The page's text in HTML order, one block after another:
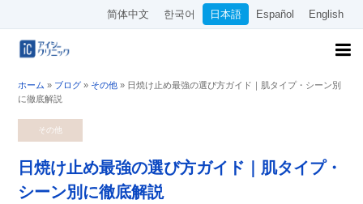
简体中文 한국어 日本語 Español English
ホーム » ブログ » その他 » 日焼け止め最強の選び方ガイド｜肌タイプ・シーン別
に徹底解説
その他
日焼け止め最強の選び方ガイド｜肌タイプ・
シーン別に徹底解説